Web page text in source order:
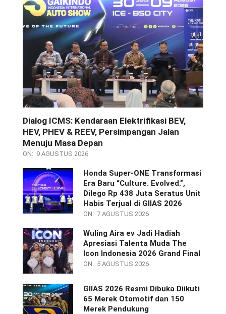
Dialog ICMS: Kendaraan Elektrifikasi BEV,
HEV, PHEV & REEV, Persimpangan Jalan
Menuju Masa Depan
ON: 9 AGUSTUS 2026
Honda Super-ONE Transformasi
Era Baru “Culture. Evolved.”,
Dilego Rp 438 Juta Seratus Unit
Habis Terjual di GIIAS 2026
ON: 7 AGUSTUS 2026
Wuling Aira ev Jadi Hadiah
Apresiasi Talenta Muda The
Icon Indonesia 2026 Grand Final
ON: 5 AGUSTUS 2026
GIIAS 2026 Resmi Dibuka Diikuti
65 Merek Otomotif dan 150
Merek Pendukung